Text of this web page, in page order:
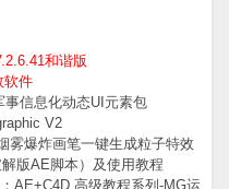
和谐版
软件
事信息化动态UI元素包
V2
雾爆炸画笔一键生成粒子特效
版AE脚本）及使用教程
AE+C4D 高级教程系列-MG运